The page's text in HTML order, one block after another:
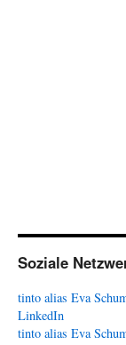
Soziale
tinto alias Eva
LinkedIn
tinto alias Eva